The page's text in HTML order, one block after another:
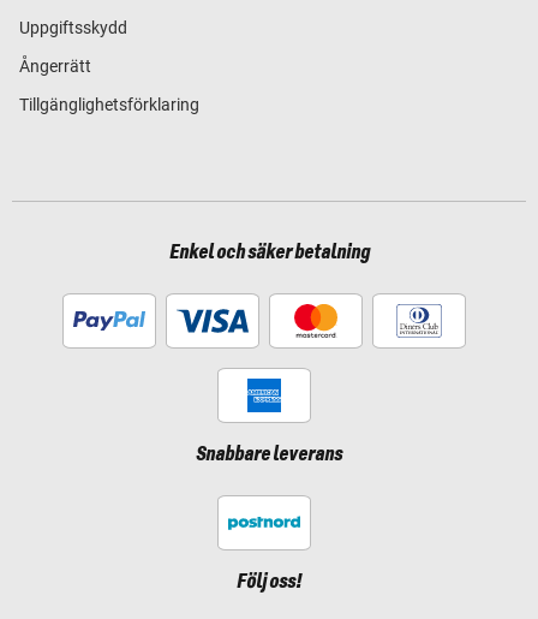
Uppgiftsskydd
Ångerrätt
Tillgänglighetsförklaring
Enkel och säker betalning
Snabbare leverans
Följ oss!